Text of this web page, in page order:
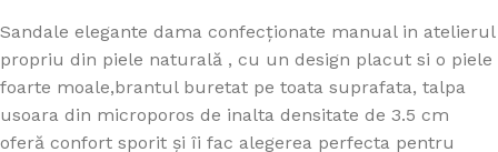
Sandale elegante dama confecționate manual in atelierul
propriu din piele naturală , cu un design placut si o piele
foarte moale,brantul buretat pe toata suprafata, talpa
usoara din microporos de inalta densitate de 3.5 cm
oferă confort sporit și îi fac alegerea perfecta pentru